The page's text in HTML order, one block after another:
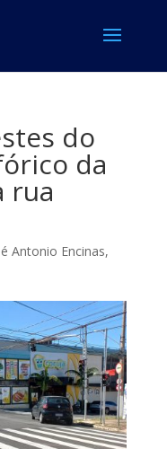
do
da
rua
Antonio Encinas,